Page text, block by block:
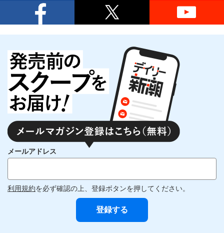
メールアドレス
利用規約を必ず確認の上、登録ボタンを押してください。